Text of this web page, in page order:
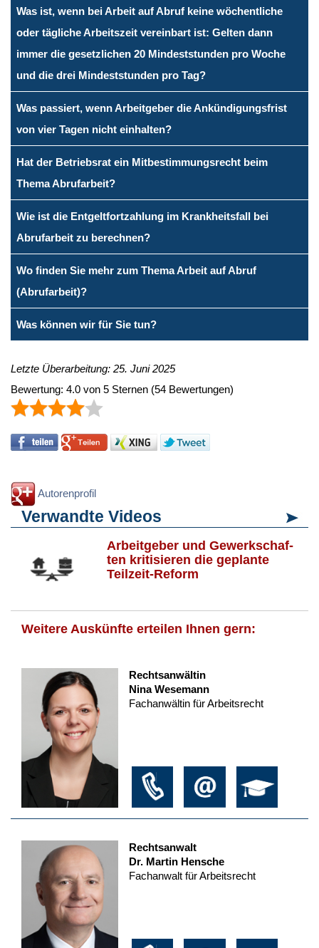
Was ist, wenn bei Arbeit auf Abruf keine wöchentliche
oder tägliche Arbeitszeit vereinbart ist: Gelten dann
immer die gesetzlichen 20 Mindeststunden pro Woche
und die drei Mindeststunden pro Tag?
Was passiert, wenn Arbeitgeber die Ankündigungsfrist
von vier Tagen nicht einhalten?
Hat der Betriebsrat ein Mitbestimmungsrecht beim
Thema Abrufarbeit?
Wie ist die Entgeltfortzahlung im Krankheitsfall bei
Abrufarbeit zu berechnen?
Wo finden Sie mehr zum Thema Arbeit auf Abruf
(Abrufarbeit)?
Was können wir für Sie tun?
Letzte Überarbeitung: 25. Juni 2025
Bewertung: 4.0 von 5 Sternen (54 Bewertungen)
Autorenprofil
Verwandte Videos
Ar­beit­ge­ber und Ge­werk­schaf­
ten kri­ti­sie­ren die ge­plan­te
Teil­zeit-Re­form
Weitere Auskünfte erteilen Ihnen gern:
Rechtsanwältin
Nina Wesemann
Fachanwältin für Arbeitsrecht
Rechtsanwalt
Dr. Martin Hensche
Fachanwalt für Arbeitsrecht